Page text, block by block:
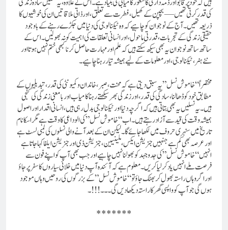
کی قدر کرتی تھیں—بچپن کے کھیل، فطرت سے تعلق، اور ذاتی ملاقاتیں ان کی خوشیوں کا
ذریعہ تھیں۔ آج کے نوجوان کو چاہیے کہ وہ ٹیکنالوجی کی دنیا میں جکڑے رہنے کے باوجود
حقیقی زندگی کے تجربات، قدرتی ماحول، اور انسانی تعلقات کی اہمیت کو نہ بھولیں۔ اس کے
ساتھ ساتھ نوجوان یہ بھی سیکھ سکتے ہیں کہ علم اور مہارت حاصل کرنا کبھی ختم نہیں ہوتا اور
نئے ہنر، ٹیکنالوجی، اور معلومات کے لیے ہمیشہ تیار رہنا چاہیے۔
مختصراً “خاموش نسل” یہ سبق دیتی ہے کہ محنت، صبر، خاندان و کمیونٹی کی قدر، تبدیلیوں کے
مطابق خود کو ڈھالنا، سادگی کی قدر، اور زندگی بھر سیکھتے رہنا کامیاب اور بامعنی زندگی کی کنجی
ہیں۔ یہ نسلیں یہ بھی بتاتی ہیں کہ اگرچہ دنیا اور ٹیکنالوجی بدل رہی ہیں، انسانی اقدار اور اصول
ہمیشہ وقت کی قید سے آزاد رہتے ہیں۔ اب “خاموش نسل” کی الوداعی کا وقت ہے مگر اسکا نام
تاریخ میں سنہری حروف میں لکھا جائے گا۔ لیکن ان کے بعد آنے والی نسلوں کی لمبی لسٹ ہے
اور عرصہ بھی کم ہے جنہیں جنریشن ایکس، ملینیین، جنریشن ذی اور جنریشن ایلفا کہا جاتا ہے
انہیں “خاموش نسل” کی جدوجہد کو بھولنا نہیں چاہیے اور جب بھی آپ کو اپنے فون سے
فرصت ملے انہیں یاد کر لیا کریں۔ معلوم ہے کہ آئندہ آپ دنیا میں خلائی سیاروں کا سفر پر جاؤ
اور اگر وہاں راستہ بھول کر بھٹک جاؤ تو “خاموش نسل” کے بزرگوں کی روحیں وہاں موجود
ہوں گی جو آپ کو واپسی گھر کا راستہ دیکھا دیں گی۔۔۔!!!۔
*******